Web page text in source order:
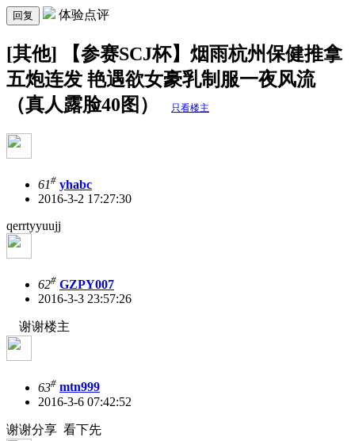
回复 体验点评
[其他] 【参赛SCJ杯】烟雨杭州保健推拿
五炮连发 艳遇欲女豪乳制服一夜风流
（真人露脸40图）
只看楼主
61# yhabc
2016-3-2 17:27:30
qerrtyyuujj
62# GZPY007
2016-3-3 23:57:26
谢谢楼主
63# mtn999
2016-3-6 07:42:52
谢谢分享 看下先